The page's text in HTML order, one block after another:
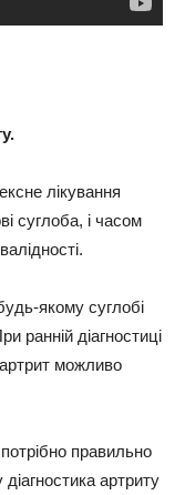
лікування
суглоба, і часом
якому суглобі
ранній діагностиці
артрит можливо
правильно
артриту